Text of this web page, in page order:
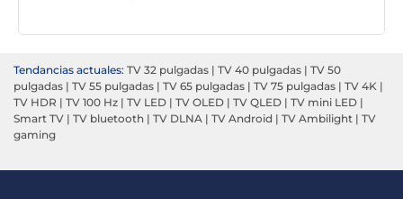
Tendancias actuales: TV 32 pulgadas | TV 40 pulgadas | TV 50
pulgadas | TV 55 pulgadas | TV 65 pulgadas | TV 75 pulgadas | TV 4K |
TV HDR | TV 100 Hz | TV LED | TV OLED | TV QLED | TV mini LED |
Smart TV | TV bluetooth | TV DLNA | TV Android | TV Ambilight | TV
gaming